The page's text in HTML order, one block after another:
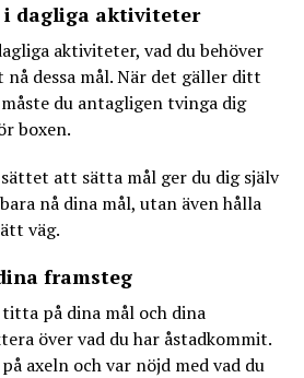
i dagliga aktiviteter
aktiviteter, vad du behöver
dessa mål. När det gäller ditt
du antagligen tvinga dig
boxen.
att sätta mål ger du dig själv
nå dina mål, utan även hålla
väg.
framsteg
på dina mål och dina
över vad du har åstadkommit.
axeln och var nöjd med vad du